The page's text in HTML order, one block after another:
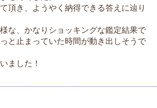
頂き、ようやく納得できる答えに辿り
な、かなりショッキングな鑑定結果で
と止まっていた時間が動き出しそうで
ました！